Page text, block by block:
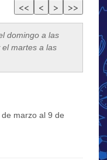
domingo a las
martes a las
marzo al 9 de